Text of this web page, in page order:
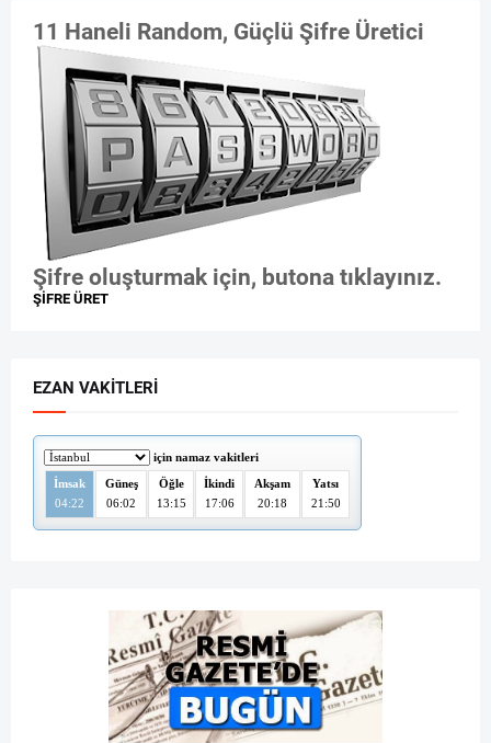
11 Haneli Random, Güçlü Şifre Üretici
Şifre oluşturmak için, butona tıklayınız.
ŞİFRE ÜRET
EZAN VAKITLERI